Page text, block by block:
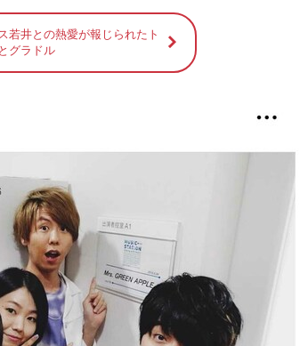
e
若井との熱愛が報じられたト
グラドル